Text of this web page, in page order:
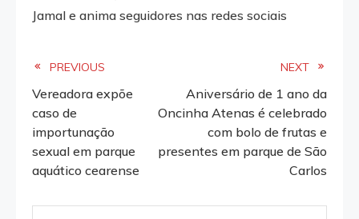
Jamal e anima seguidores nas redes sociais
Read
more
articles
PREVIOUS
Vereadora expõe
caso de
importunação
sexual em parque
aquático cearense
NEXT
Aniversário de 1 ano da
Oncinha Atenas é celebrado
com bolo de frutas e
presentes em parque de São
Carlos